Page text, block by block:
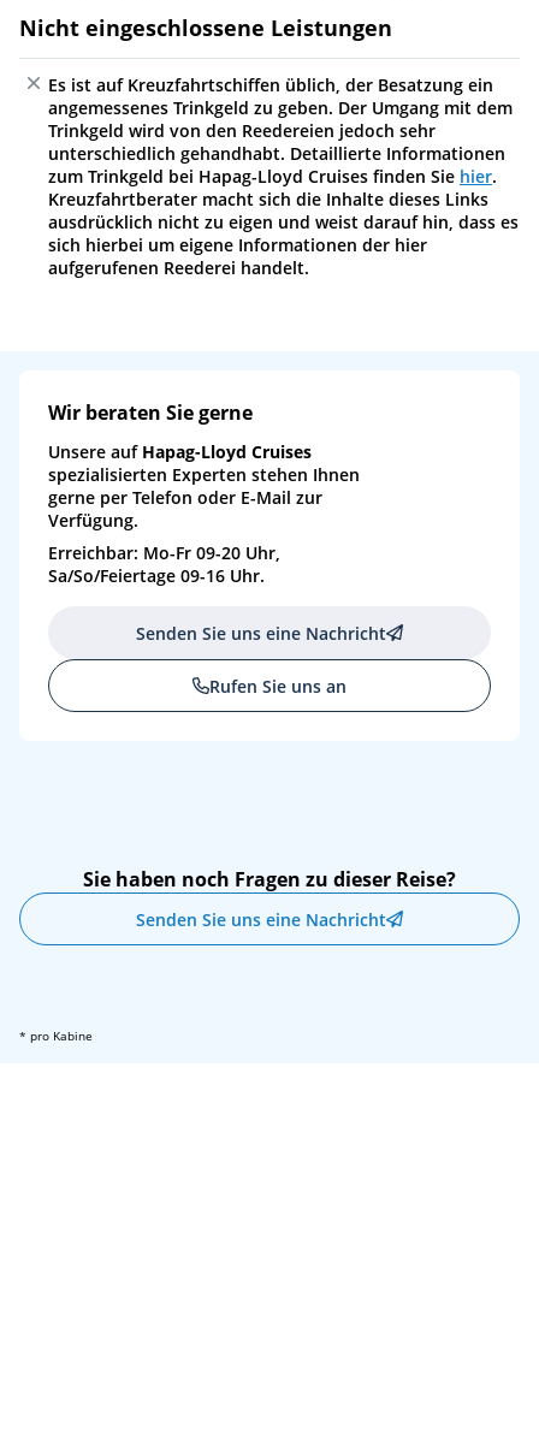
Sa 27.02.27 (auf See)
So 28.02.27 (auf See)
Mo 01.03.27 (auf See)
Di 02.03.27 (auf See)
Mi 03.03.27 * Stewart Island, Neuseeland
Nicht eingeschlossene Leistungen
Es ist auf Kreuzfahrtschiffen üblich, der Besatzung ein
angemessenes Trinkgeld zu geben. Der Umgang mit dem
Trinkgeld wird von den Reedereien jedoch sehr
unterschiedlich gehandhabt. Detaillierte Informationen
zum Trinkgeld bei Hapag-Lloyd Cruises finden Sie hier.
Kreuzfahrtberater macht sich die Inhalte dieses Links
ausdrücklich nicht zu eigen und weist darauf hin, dass es
sich hierbei um eigene Informationen der hier
aufgerufenen Reederei handelt.
Wir beraten Sie gerne
Unsere auf Hapag-Lloyd Cruises
spezialisierten Experten stehen Ihnen
gerne per Telefon oder E-Mail zur
Verfügung.
Erreichbar: Mo-Fr 09-20 Uhr,
Sa/So/Feiertage 09-16 Uhr.
Senden Sie uns eine Nachricht
Rufen Sie uns an
Sie haben noch Fragen zu dieser Reise?
Senden Sie uns eine Nachricht
* pro Kabine